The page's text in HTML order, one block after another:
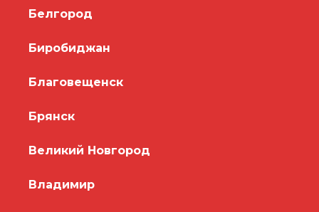
Белгород
Биробиджан
Благовещенск
Брянск
Великий Новгород
Владимир